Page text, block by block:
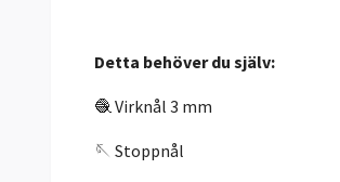
Detta behöver du själv:
🧶 Virknål 3 mm
🪡 Stoppnål